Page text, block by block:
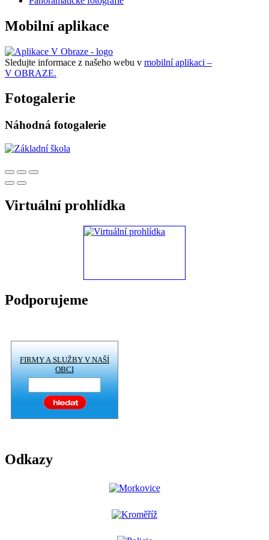
Mobilní aplikace
Sledujte informace z našeho webu v mobilní aplikaci –
V OBRAZE.
Fotogalerie
Náhodná fotogalerie
Virtuální prohlídka
Podporujeme
FIRMY A SLUŽBY V NAŠÍ
OBCI
Odkazy